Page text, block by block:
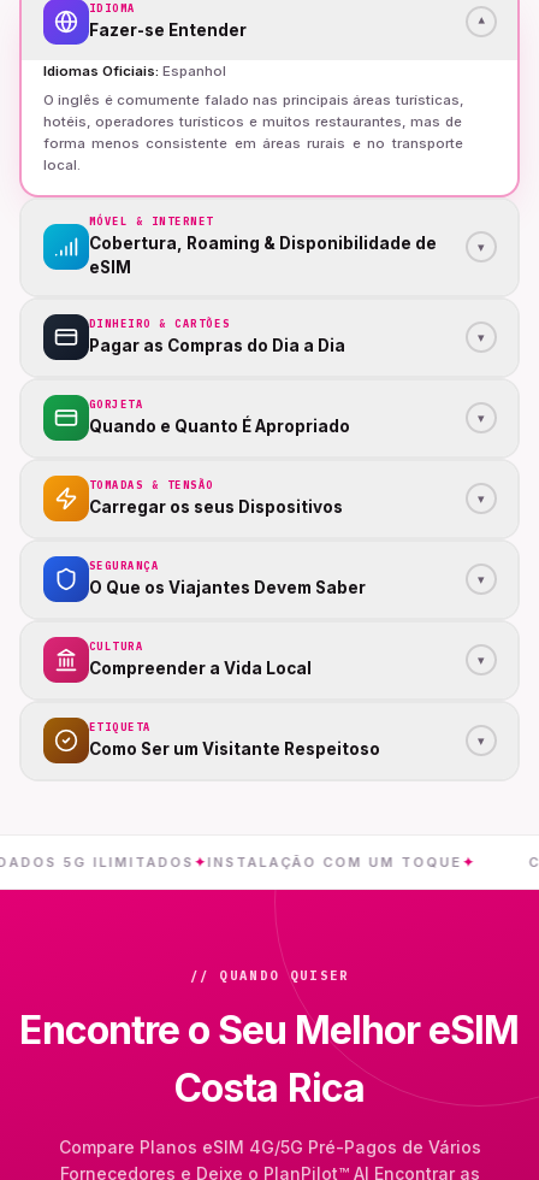
IDIOMA
Fazer-se Entender ▾
Idiomas Oficiais: Espanhol
O inglês é comumente falado nas principais áreas turísticas,
hotéis, operadores turísticos e muitos restaurantes, mas de
forma menos consistente em áreas rurais e no transporte
local.
MÓVEL & INTERNET
Cobertura, Roaming & Disponibilidade de
eSIM
▾
DINHEIRO & CARTÕES
Pagar as Compras do Dia a Dia ▾
GORJETA
Quando e Quanto É Apropriado ▾
TOMADAS & TENSÃO
Carregar os seus Dispositivos ▾
SEGURANÇA
O Que os Viajantes Devem Saber ▾
CULTURA
Compreender a Vida Local ▾
ETIQUETA
Como Ser um Visitante Respeitoso ▾
ILIMITADOS✦INSTALAÇÃO COM UM TOQUE ✦ COSTA
// QUANDO QUISER
Encontre o Seu Melhor eSIM
Costa Rica
Compare Planos eSIM 4G/5G Pré-Pagos de Vários
Fornecedores e Deixe o PlanPilot™ AI Encontrar as